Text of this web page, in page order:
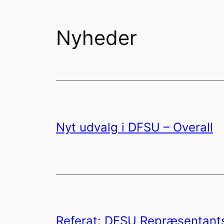
Nyheder
Nyt udvalg i DFSU – Overall
Referat: DFSU